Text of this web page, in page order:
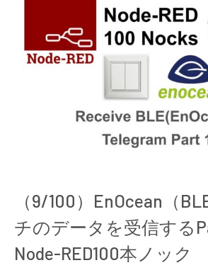
（9/100）EnOcean（
チのデータを受信する
Node-RED100本ノック